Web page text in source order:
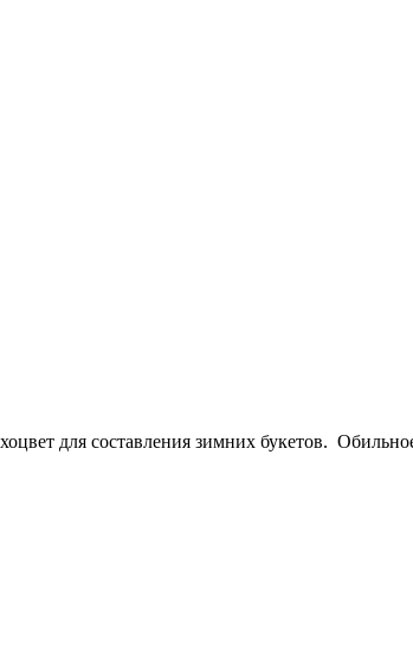
для составления зимних букетов.